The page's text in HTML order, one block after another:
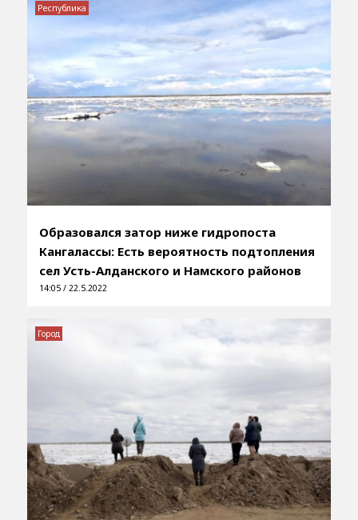
Образовался затор ниже гидропоста
Кангалассы: Есть вероятность подтопления
сел Усть-Алданского и Намского районов
14:05 / 22.5.2022
Республика
Город